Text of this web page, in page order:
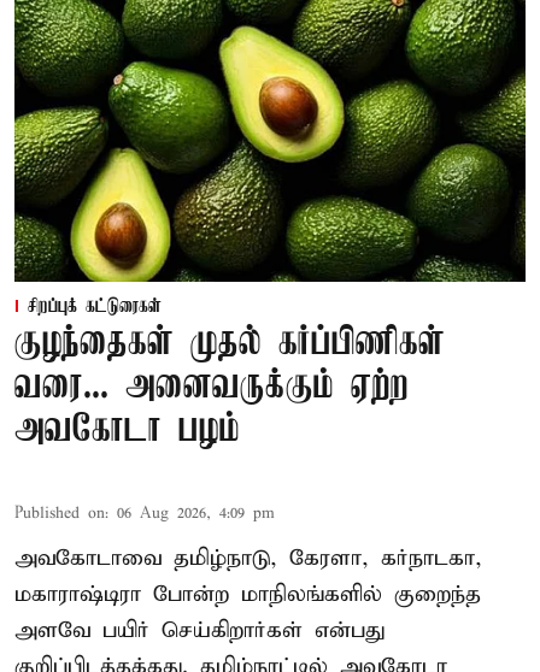
சிறப்புக் கட்டுரைகள்
குழந்தைகள் முதல் கர்ப்பிணிகள்
வரை... அனைவருக்கும் ஏற்ற
அவகோடா பழம்
Published on: 06 Aug 2026, 4:09 pm
அவகோடாவை தமிழ்நாடு, கேரளா, கர்நாடகா,
மகாராஷ்டிரா போன்ற மாநிலங்களில் குறைந்த
அளவே பயிர் செய்கிறார்கள் என்பது
குறிப்பிடத்தக்கது. தமிழ்நாட்டில் அவகோடா